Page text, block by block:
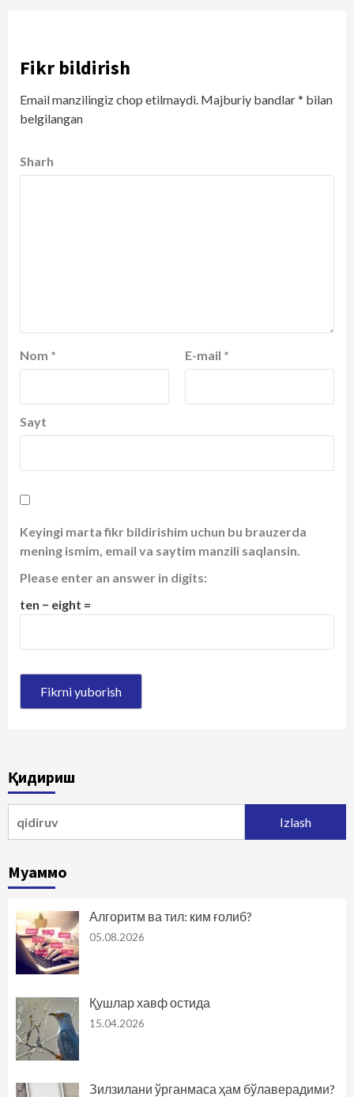
Fikr bildirish
Email manzilingiz chop etilmaydi. Majburiy bandlar* bilan
belgilangan
Sharh
Nom * E-mail *
Sayt
Keyingi marta fikr bildirishim uchun bu brauzerda
mening ismim, email va saytim manzili saqlansin.
Please enter an answer in digits:
ten − eight =
Қидириш
Муаммо
Алгоритм ва тил: ким ғолиб?
05.08.2026
Қушлар хавф остида
15.04.2026
Зилзилани ўрганмаса ҳам бўлаверадими?